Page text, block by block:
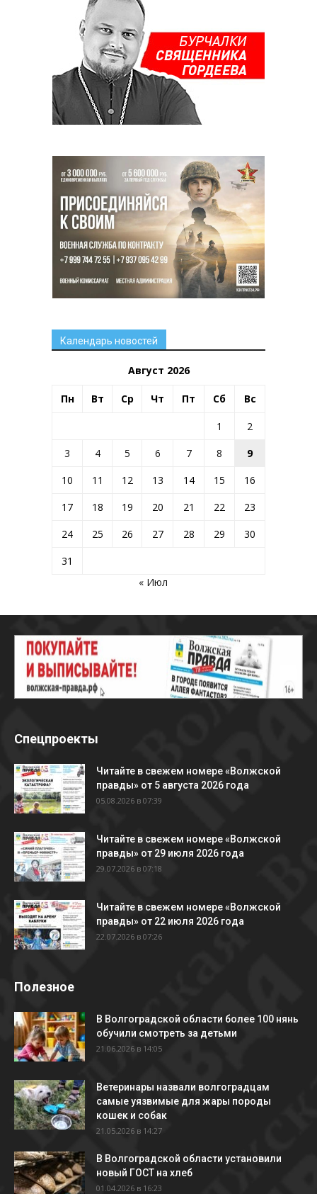
Календарь новостей
Август 2026
Пн Вт Ср Чт Пт Сб Вс
1
2
3
4 5 6 7 8
9
10
11 12 13 14 15
16
17
18 19 20 21 22
23
24
25 26 27 28 29
30
31
« Июл
Спецпроекты
Читайте в свежем номере «Волжской
правды» от 5 августа 2026 года
05.08.2026 в 07:39
Читайте в свежем номере «Волжской
правды» от 29 июля 2026 года
29.07.2026 в 07:18
Читайте в свежем номере «Волжской
правды» от 22 июля 2026 года
22.07.2026 в 07:26
Полезное
В Волгоградской области более 100 нянь
обучили смотреть за детьми
21.06.2026 в 14:05
Ветеринары назвали волгоградцам
самые уязвимые для жары породы
кошек и собак
21.05.2026 в 14:27
В Волгоградской области установили
новый ГОСТ на хлеб
01.04.2026 в 16:23